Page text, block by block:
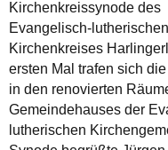
Kirchenkreissynode des
Evangelisch-lutherischen
Kirchenkreises
ersten Mal trafen sich
in den renovierten
Gemeindehauses der
lutherischen